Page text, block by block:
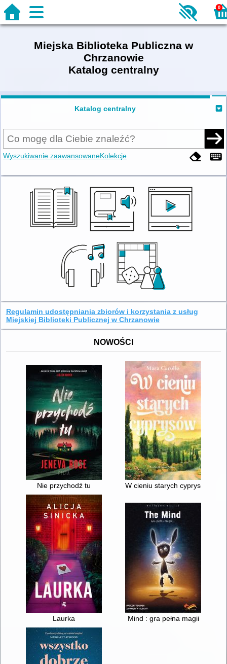
0
Miejska Biblioteka Publiczna w
Chrzanowie
Katalog centralny
Katalog centralny
Wyszukiwanie zaawansowaneKolekcje
Regulamin udostępniania zbiorów i korzystania z usług
Miejskiej Biblioteki Publicznej w Chrzanowie
NOWOŚCI
Nie przychodź tu W cieniu starych cyprysów
Laurka Mind : gra pełna magii